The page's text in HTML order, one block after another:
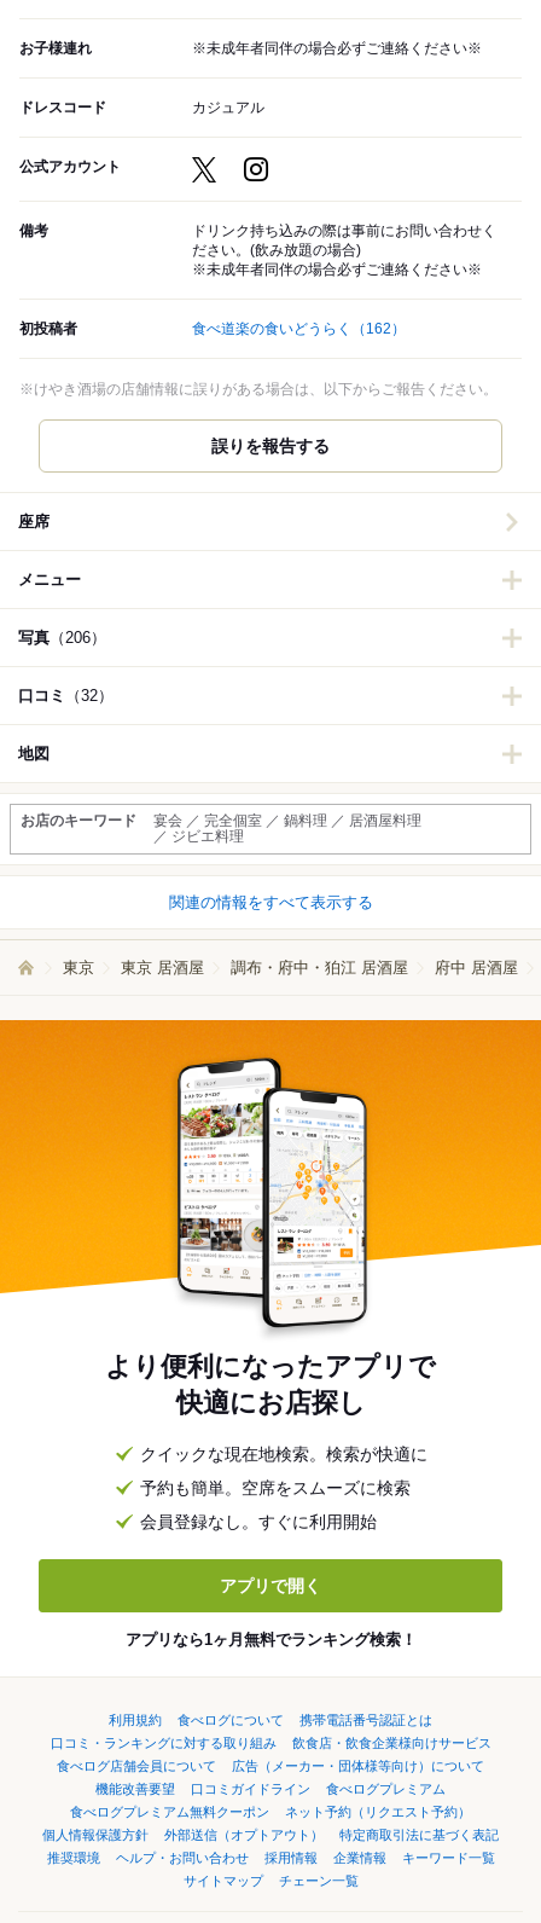
お子様連れ ※未成年者同伴の場合必ずご連絡ください※
ドレスコード カジュアル
公式アカウント
備考
ドリンク持ち込みの際は事前にお問い合わせく
ださい。(飲み放題の場合)
※未成年者同伴の場合必ずご連絡ください※
初投稿者 食べ道楽の食いどうらく （162）
※けやき酒場の店舗情報に誤りがある場合は、以下からご報告ください。
誤りを報告する
座席
メニュー
写真 （206）
口コミ （32）
地図
お店のキーワード
宴会 ／ 完全個室 ／ 鍋料理 ／ 居酒屋料理
／ ジビエ料理
関連の情報をすべて表示する
東京 東京 居酒屋 調布・府中・狛江 居酒屋 府中 居酒屋
より便利になったアプリで
快適にお店探し
クイックな現在地検索。検索が快適に
予約も簡単。空席をスムーズに検索
会員登録なし。すぐに利用開始
アプリで開く
アプリなら1ヶ月無料でランキング検索！
利用規約 食べログについて
携帯電話番号認証とは
口コミ・ランキングに対する取り組み
飲食店・飲食企業様向けサービス
食べログ店舗会員について
広告（メーカー・団体様等向け）について
機能改善要望
口コミガイドライン
食べログプレミアム
食べログプレミアム無料クーポン
ネット予約（リクエスト予約）
個人情報保護方針
外部送信（オプトアウト）
特定商取引法に基づく表記
推奨環境
ヘルプ・お問い合わせ 採用情報 企業情報
キーワード一覧
サイトマップ
チェーン一覧